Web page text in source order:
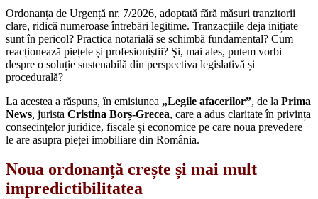
Ordonanța de Urgență nr. 7/2026, adoptată fără măsuri tranzitorii
clare, ridică numeroase întrebări legitime. Tranzacțiile deja inițiate
sunt în pericol? Practica notarială se schimbă fundamental? Cum
reacționează piețele și profesioniștii? Și, mai ales, putem vorbi
despre o soluție sustenabilă din perspectiva legislativă și
procedurală?
La acestea a răspuns, în emisiunea „Legile afacerilor”, de la Prima
News jurista Cristina Borș-Grecea, care a adus claritate în privința
consecințelor juridice, fiscale și economice pe care noua prevedere
le are asupra pieței imobiliare din România.
Noua ordonanță crește și mai mult
impredictibilitatea